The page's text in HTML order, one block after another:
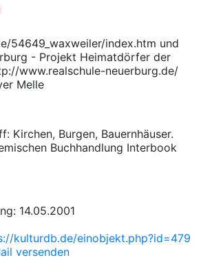
54649_waxweiler/index.htm und
- Projekt Heimatdörfer der
www.realschule-neuerburg.de/
Melle
Kirchen, Burgen, Bauernhäuser.
Buchhandlung Interbook
14.05.2001
kulturdb.de/einobjekt.php?id=479
versenden